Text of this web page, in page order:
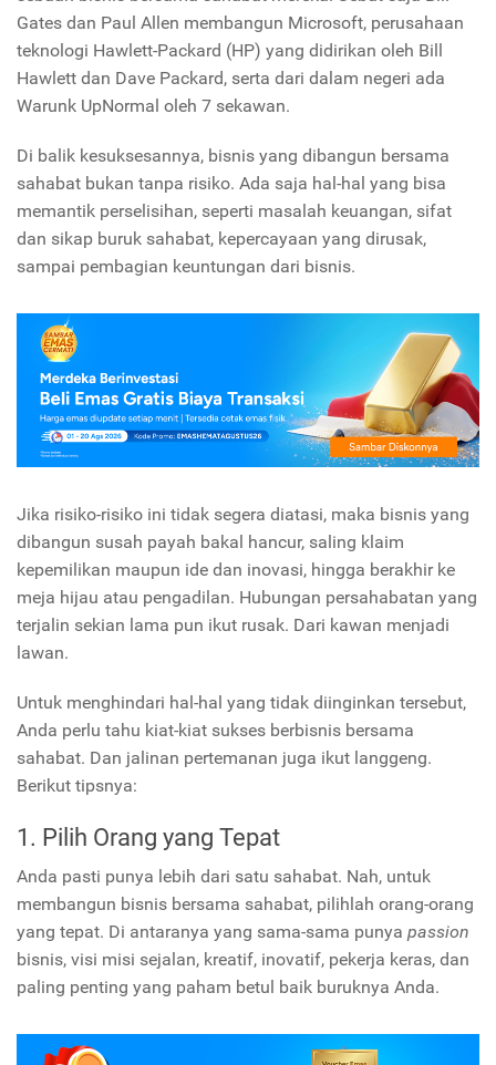
Gates dan Paul Allen membangun Microsoft, perusahaan
teknologi Hawlett-Packard (HP) yang didirikan oleh Bill
Hawlett dan Dave Packard, serta dari dalam negeri ada
Warunk UpNormal oleh 7 sekawan.
Di balik kesuksesannya, bisnis yang dibangun bersama
sahabat bukan tanpa risiko. Ada saja hal-hal yang bisa
memantik perselisihan, seperti masalah keuangan, sifat
dan sikap buruk sahabat, kepercayaan yang dirusak,
sampai pembagian keuntungan dari bisnis.
Jika risiko-risiko ini tidak segera diatasi, maka bisnis yang
dibangun susah payah bakal hancur, saling klaim
kepemilikan maupun ide dan inovasi, hingga berakhir ke
meja hijau atau pengadilan. Hubungan persahabatan yang
terjalin sekian lama pun ikut rusak. Dari kawan menjadi
lawan.
Untuk menghindari hal-hal yang tidak diinginkan tersebut,
Anda perlu tahu kiat-kiat sukses berbisnis bersama
sahabat. Dan jalinan pertemanan juga ikut langgeng.
Berikut tipsnya:
1. Pilih Orang yang Tepat
Anda pasti punya lebih dari satu sahabat. Nah, untuk
membangun bisnis bersama sahabat, pilihlah orang-orang
yang tepat. Di antaranya yang sama-sama punya passion
bisnis, visi misi sejalan, kreatif, inovatif, pekerja keras, dan
paling penting yang paham betul baik buruknya Anda.